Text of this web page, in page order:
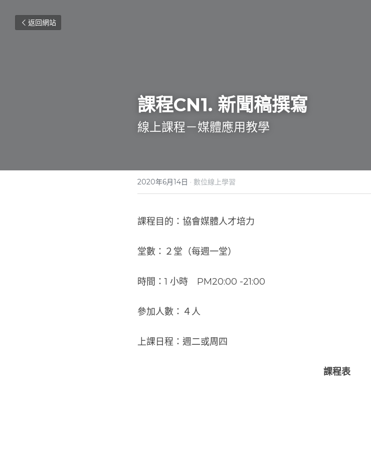
返回網站
課程CN1. 新聞稿撰寫
線上課程－媒體應用教學
2020年6月14日 · 數位線上學習
課程目的：協會媒體人才培力
堂數：２堂（每週一堂）
時間：1 小時　PM20:00 -21:00
參加人數：４人
上課日程：週二或周四
課程表